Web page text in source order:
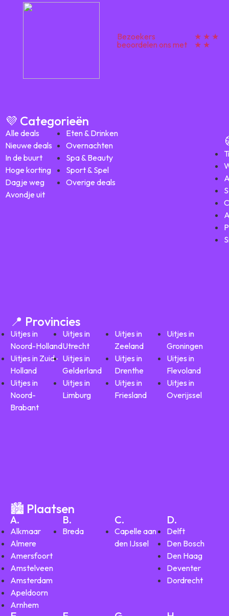
Bezoekers
beoordelen ons met
★ ★ ★
★ ★
💜 Categorieën
Alle deals
Nieuwe deals
In de buurt
Hoge korting
Dagje weg
Avondje uit
Eten & Drinken
Overnachten
Spa & Beauty
Sport & Spel
Overige deals
📍 Provincies
Uitjes in
Noord-Holland
Uitjes in Zuid-
Holland
Uitjes in
Noord-
Brabant
Uitjes in
Utrecht
Uitjes in
Gelderland
Uitjes in
Limburg
Uitjes in
Zeeland
Uitjes in
Drenthe
Uitjes in
Friesland
Uitjes in
Groningen
Uitjes in
Flevoland
Uitjes in
Overijssel
🏙️ Plaatsen
A.
Alkmaar
Almere
Amersfoort
Amstelveen
Amsterdam
Apeldoorn
Arnhem
B.
Breda
C.
Capelle aan
den IJssel
D.
Delft
Den Bosch
Den Haag
Deventer
Dordrecht